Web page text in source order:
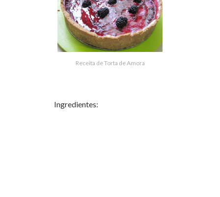
Receita de Torta de Amora
Ingredientes: